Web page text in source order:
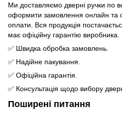
Ми доставляємо дверні ручки по
оформити замовлення онлайн та
оплати. Вся продукція
має офіційну гарантію виробника.
✅ Швидка обробка замовлень.
✅ Надійне пакування.
✅ Офіційна гарантія.
✅ Консультація щодо вибору
Поширені питання